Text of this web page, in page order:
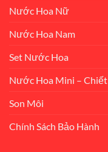
Nước Hoa Nữ
Nước Hoa Nam
Set Nước Hoa
Nước Hoa Mini – Chiết
Son Môi
Chính Sách Bảo Hành